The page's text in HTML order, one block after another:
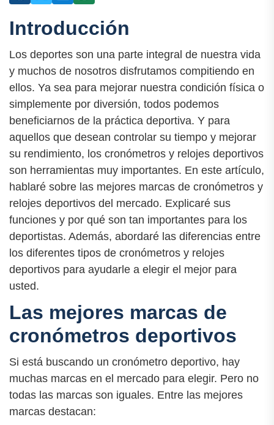
Introducción
Los deportes son una parte integral de nuestra vida
y muchos de nosotros disfrutamos compitiendo en
ellos. Ya sea para mejorar nuestra condición física o
simplemente por diversión, todos podemos
beneficiarnos de la práctica deportiva. Y para
aquellos que desean controlar su tiempo y mejorar
su rendimiento, los cronómetros y relojes deportivos
son herramientas muy importantes. En este artículo,
hablaré sobre las mejores marcas de cronómetros y
relojes deportivos del mercado. Explicaré sus
funciones y por qué son tan importantes para los
deportistas. Además, abordaré las diferencias entre
los diferentes tipos de cronómetros y relojes
deportivos para ayudarle a elegir el mejor para
usted.
Las mejores marcas de
cronómetros deportivos
Si está buscando un cronómetro deportivo, hay
muchas marcas en el mercado para elegir. Pero no
todas las marcas son iguales. Entre las mejores
marcas destacan: